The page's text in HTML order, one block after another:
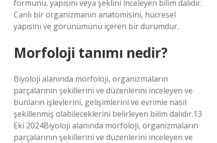
formunu, yapısını veya şeklini inceleyen bilim dalıdır.
Canlı bir organizmanın anatomisini, hücresel
yapısını ve görünümünü içeren bir durumdur.
Morfoloji tanımı nedir?
Biyoloji alanında morfoloji, organizmaların
parçalarının şekillerini ve düzenlerini inceleyen ve
bunların işlevlerini, gelişimlerini ve evrimle nasıl
şekillenmiş olabileceklerini belirleyen bilim dalıdır.13
Eki 2024Biyoloji alanında morfoloji, organizmaların
parçalarının şekillerini ve düzenlerini inceleyen ve